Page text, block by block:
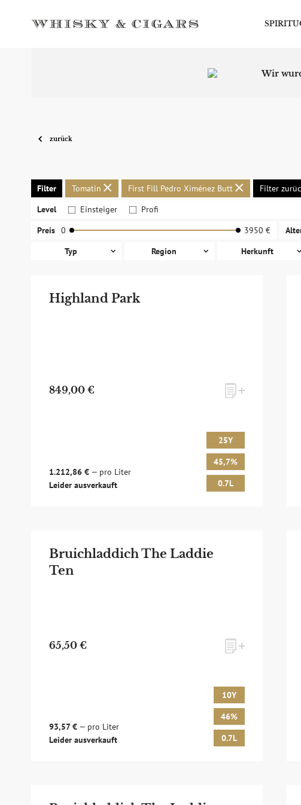
Wir
zurück
Filter Tomatin First Fill Pedro Ximénez Butt
Filter
Level
Einsteiger
Profi
Preis 0 3950 €
Typ
Region Herkunft
Highland Park
849,00 €
1.212,86 € — pro Liter
Leider ausverkauft
25Y
45,7%
0.7L
Bruichladdich The Laddie
Ten
65,50 €
93,57 € — pro Liter
Leider ausverkauft
10Y
46%
0.7L